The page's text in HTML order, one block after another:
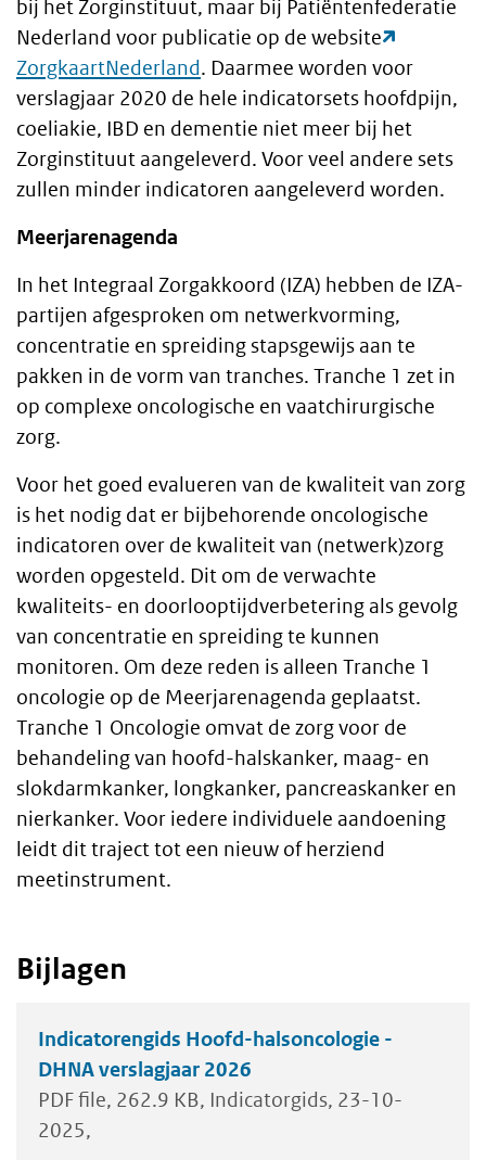
bij het Zorginstituut, maar bij Patiëntenfederatie
Nederland voor publicatie op de website
ZorgkaartNederland. Daarmee worden voor
verslagjaar 2020 de hele indicatorsets hoofdpijn,
coeliakie, IBD en dementie niet meer bij het
Zorginstituut aangeleverd. Voor veel andere sets
zullen minder indicatoren aangeleverd worden.
Meerjarenagenda
In het Integraal Zorgakkoord (IZA) hebben de IZA-
partijen afgesproken om netwerkvorming,
concentratie en spreiding stapsgewijs aan te
pakken in de vorm van tranches. Tranche 1 zet in
op complexe oncologische en vaatchirurgische
zorg.
Voor het goed evalueren van de kwaliteit van zorg
is het nodig dat er bijbehorende oncologische
indicatoren over de kwaliteit van (netwerk)zorg
worden opgesteld. Dit om de verwachte
kwaliteits- en doorlooptijdverbetering als gevolg
van concentratie en spreiding te kunnen
monitoren. Om deze reden is alleen Tranche 1
oncologie op de Meerjarenagenda geplaatst.
Tranche 1 Oncologie omvat de zorg voor de
behandeling van hoofd-halskanker, maag- en
slokdarmkanker, longkanker, pancreaskanker en
nierkanker. Voor iedere individuele aandoening
leidt dit traject tot een nieuw of herziend
meetinstrument.
Bijlagen
Indicatorengids Hoofd-halsoncologie -
DHNA verslagjaar 2026
PDF file 262.9 KB Indicatorgids 23-10-
2025